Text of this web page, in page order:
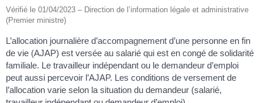
Vérifié le 01/04/2023 – Direction de l’information légale et administrative
(Premier ministre)
L’allocation journalière d’accompagnement d’une personne en fin
de vie (AJAP) est versée au salarié qui est en congé de solidarité
familiale. Le travailleur indépendant ou le demandeur d’emploi
peut aussi percevoir l’AJAP. Les conditions de versement de
l’allocation varie selon la situation du demandeur (salarié,